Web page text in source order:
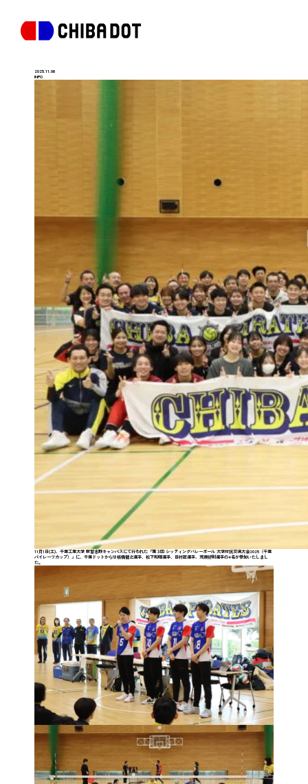
2025.11.06
INFO
11月1日(土)、千葉工業大学 新習志野キャンパスにて行われた「第３回 シッティングバレーボール 大学対抗交流大会2025（千葉
パイレーツカップ）」に、千葉ドットからは板橋健之選手、松下和暉選手、田村匠選手、荒瀬好則選手の4名が参加いたしまし
た。